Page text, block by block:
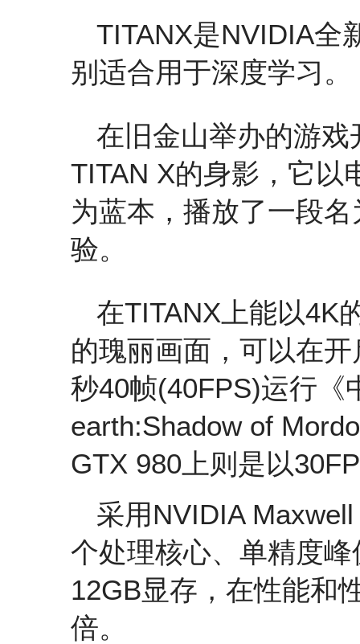
TITANX是NVIDIA全
别适合用于深度学习。
在旧金山举办的游
TITAN X的身影，它以
为蓝本，播放了一段
验。
在TITANX上能以4K
的瑰丽画面，可以在
秒40帧(40FPS)运行《
earth:Shadow of
GTX 980上则是以
采用NVIDIA
个处理核心、单精度
12GB显存，在性能和
倍。